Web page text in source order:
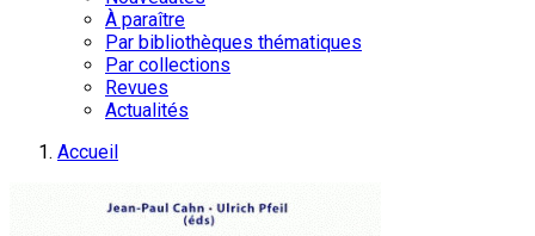
À paraître
Par bibliothèques thématiques
Par collections
Revues
Actualités
Accueil